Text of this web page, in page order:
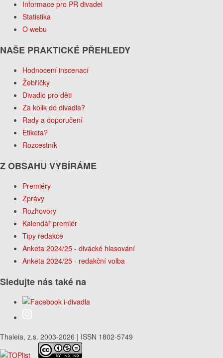
Informace pro PR divadel
Statistika
O webu
NAŠE PRAKTICKÉ PŘEHLEDY
Hodnocení inscenací
Žebříčky
Divadlo pro děti
Za kolik do divadla?
Rady a doporučení
Etiketa?
Rozcestník
Z OBSAHU VYBÍRÁME
Premiéry
Zprávy
Rozhovory
Kalendář premiér
Tipy redakce
Anketa 2024/25 - divácké hlasování
Anketa 2024/25 - redakční volba
Sledujte nás také na
Thaleia, z.s. 2003-2026 | ISSN 1802-5749